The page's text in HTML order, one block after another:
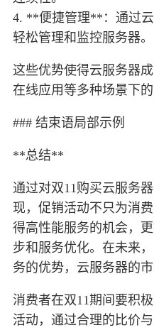
4. **便捷管理**：通过
轻松管理和监控服务器。
这些优势使得云服务器
在线应用等多种场景下的
### 结束语局部示例
**总结**
通过对双11购买云服务
现，促销活动不只为消
得高性能服务的机会，
步和服务优化。在未来
务的优势，云服务器的
消费者在双11期间要积
活动，通过合理的比价